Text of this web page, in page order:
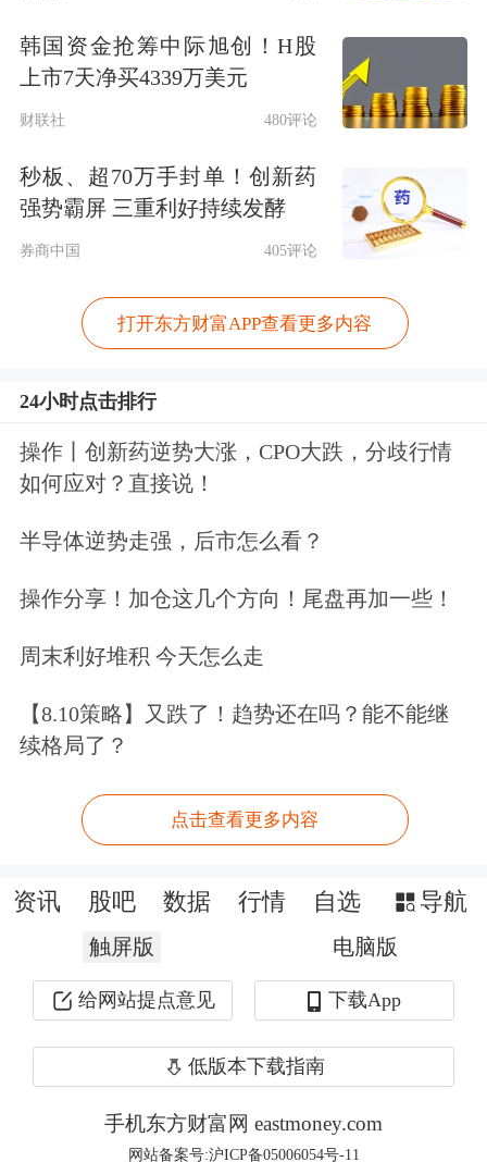
但从当前基本面情况来看，
产量方面，
马来西亚南部棕果厂商公会
（SPPOMA）的数据显示，8月，马来
西亚棕榈油产量环比下降2.65%。出口
方面，第三方船运调查机构ITS的数据
显示，马来西亚8月棕榈油出口量为142
万吨，环比增加10.2%；彭博数据显
示，马来西亚8月棕榈油出口量为145万
吨，环比增长11.5%。
在产量缩减、出
口保持高增情况下，8月末，马来西亚
棕榈油库存下降，对盘面价格形成支
进口油菜籽进行反倾销立案调查后，
年第40号公告，对原产于加拿大的进口
2025年8月14日起，进口经营者在进口
被调查产品时，应依据本初裁决定所确
定的各公司保证金比率向中华人民共和
方面，2024年9月商务部做出反倾销立
韩国资金抢筹中际旭创！H股
上市7天净买4339万美元
财联社 480评论
秒板、超70万手封单！创新药
强势霸屏 三重利好持续发酵
券商中国 405评论
打开东方财富APP查看更多内容
24小时点击排行
操作丨创新药逆势大涨，CPO大跌，分歧行情
如何应对？直接说！
半导体逆势走强，后市怎么看？
操作分享！加仓这几个方向！尾盘再加一些！
周末利好堆积 今天怎么走
【8.10策略】又跌了！趋势还在吗？能不能继
续格局了？
点击查看更多内容
资讯 股吧 数据 行情 自选 导航
触屏版 电脑版
给网站提点意见 下载App
低版本下载指南
手机东方财富网 eastmoney.com
网站备案号:沪ICP备05006054号-11